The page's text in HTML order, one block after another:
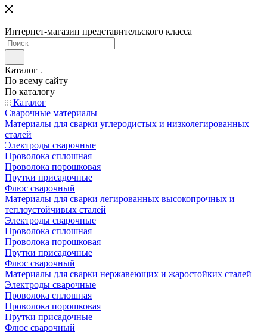
Интернет-магазин представительского класса
Каталог
По всему сайту
По каталогу
Каталог
Сварочные материалы
Материалы для сварки углеродистых и низколегированных
сталей
Электроды сварочные
Проволока сплошная
Проволока порошковая
Прутки присадочные
Флюс сварочный
Материалы для сварки легированных высокопрочных и
теплоустойчивых сталей
Электроды сварочные
Проволока сплошная
Проволока порошковая
Прутки присадочные
Флюс сварочный
Материалы для сварки нержавеющих и жаростойких сталей
Электроды сварочные
Проволока сплошная
Проволока порошковая
Прутки присадочные
Флюс сварочный